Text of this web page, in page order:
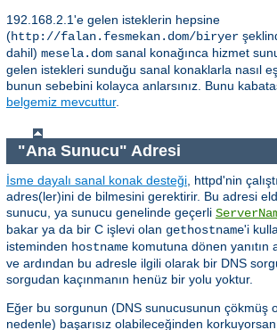
192.168.2.1'e gelen isteklerin hepsine
(http://falan.fesmekan.dom/biryer
dahil) mesela.dom sanal konağınca hizmet
gelen istekleri sunduğu sanal konaklarla nasıl
bunun sebebini kolayca anlarsınız. Bunu
belgemiz mevcuttur.
"Ana Sunucu" Adresi
İsme dayalı sanal konak desteği , httpd'nin
adres(ler)ini de bilmesini gerektirir. Bu adresi
sunucu, ya sunucu genelinde geçerli
bakar ya da bir C işlevi olan gethostname'i
isteminden hostname komutuna dönen yanıtın
ve ardından bu adresle ilgili olarak bir DNS
sorgudan kaçınmanın henüz bir yolu yoktur.
Eğer bu sorgunun (DNS sunucusunun çökmüş
nedenle) başarısız olabileceğinden